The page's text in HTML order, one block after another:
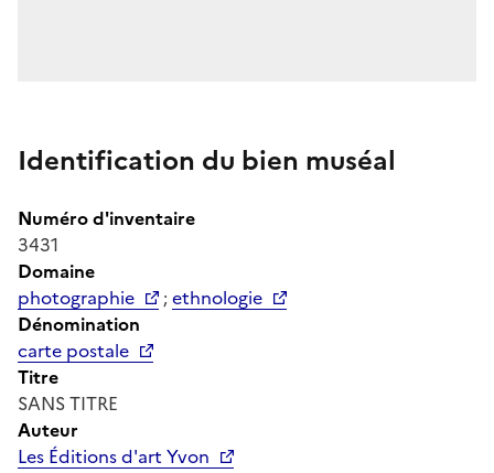
Identification du bien muséal
Numéro d'inventaire
3431
Domaine
photographie
;ethnologie
Dénomination
carte postale
Titre
SANS TITRE
Auteur
Les Éditions d'art Yvon